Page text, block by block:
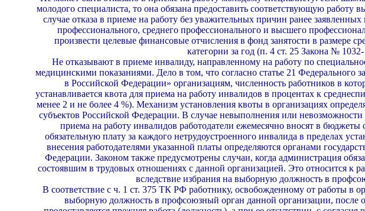
молодого специалиста, то она обязана предоставить соответствующую работу
случае отка­за в приеме на работу без уважительных причин ра­нее
профессионального, среднего профессиональ­ного и высшего
произвести целевые финансовые от­числения в фонд занятости в размере
категории за год (п. 4 ст. 25 Закона №
Не отказывают в приеме инвалиду, направленному на работу по
медицинскими показаниями. Дело в том, что соглас­но статье 21 Федерального
в Российской Федерации» организа­циям, численность работников в
устанавливается квота для приема на работу инвалидов в процентах к
менее 2 и не более 4 %). Механизм установления квоты в организациях
субъек­тов Российской Федерации. В случае невыполнения или
приема на работу инвалидов работодатели еже­месячно вносят в бюджеты
обязательную плату за каждого нетрудоуст­роенного инвалида в пределах
внесения работодателями указан­ной платы определяются органами
Федерации. Законом также предусмотрены случаи, когда адми­нистрация
состоявшим в трудовых отношениях с данной организацией. Это относится к
вследствие избрания на выборную должность в
В соответствие с ч. 1 ст. 375 ТК РФ работнику, осво­божденному от работы в
выборную должность в профсоюз­ный орган данной организации, после